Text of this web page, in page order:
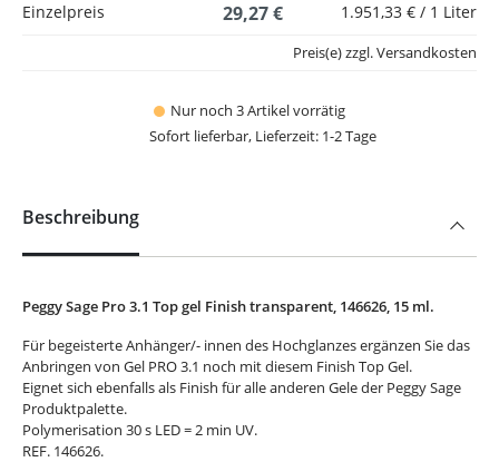
Einzelpreis
29,27 € 1.951,33 € / 1 Liter
Nur noch 3 Artikel vorrätig
Sofort lieferbar, Lieferzeit: 1-2 Tage
Preis(e) zzgl. Versandkosten
Beschreibung
Peggy Sage Pro 3.1 Top gel Finish transparent, 146626, 15 ml.
Für begeisterte Anhänger/- innen des Hochglanzes ergänzen Sie das
Anbringen von Gel PRO 3.1 noch mit diesem Finish Top Gel.
Eignet sich ebenfalls als Finish für alle anderen Gele der Peggy Sage
Produktpalette.
Polymerisation 30 s LED = 2 min UV.
REF. 146626.